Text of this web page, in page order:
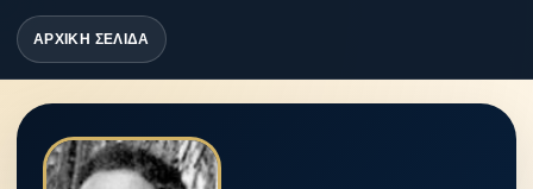
ΑΡΧΙΚΗ ΣΕΛΙΔΑ